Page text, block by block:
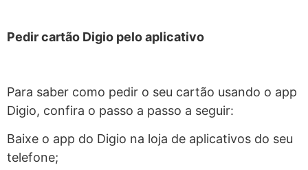
Pedir cartão Digio pelo aplicativo
Para saber como pedir o seu cartão usando o app
Digio, confira o passo a passo a seguir:
Baixe o app do Digio na loja de aplicativos do seu
telefone;